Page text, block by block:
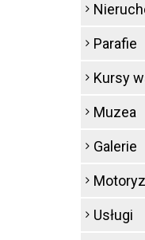
Parafie
Kursy
Muzea
Galerie
Usługi